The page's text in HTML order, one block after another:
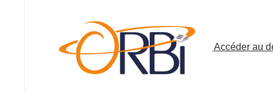
Accéder au